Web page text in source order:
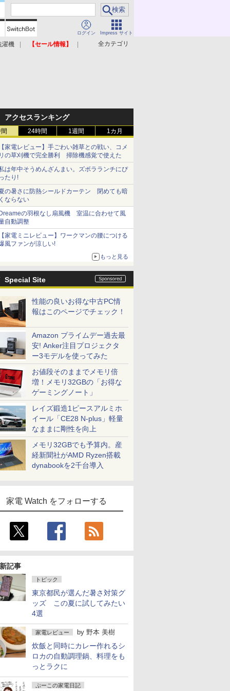
ログイン Impress サイト
全カテゴリ
濯機
【セール情報】
アクセスランキング
24時間 1週間 1カ月
家電レビュー】手ごわい雑草との戦い、コメ
の草刈機で完全勝利 掃除機感覚で使えた
は年中そうめんざんまい。ズボラランチにぴ
たり!
の暑さに防熱シールドカーテン 閉めても暗
ならない
の羽根なし扇風機 室温に合わせて風
自動調整
家電ミニレビュー】ワークマンの腰につける
風ファンが涼しい!
もっと見る
Special Site
性能の良いお得な中古PC情
報はこのページでチェック！
Amazon プライムデー過去最
安! Anker注目プロジェクタ
ー3モデルを使ってみた
お値段そのままでメモリ倍
増！メモリ32GBの「お得な
ゲーミングノート」
レイズ鍛造1ピースアルミホ
イール「CE28 N-plus」軽量
なままに剛性を向上
メモリ32GBでも予算内。産
経新聞社がAMD Ryzen搭載
dynabookを2千台導入
家電 Watch をフォローする
記事
トピック
東京都民が選んだ暑さ対策グ
ッズ この夏に試してみたい
4選
家電レビュー by 野本 美樹
炊飯と同時にカレー作れるシ
ロカの自動調理鍋、料理をも
っとラクに
ぷーこの家電日記